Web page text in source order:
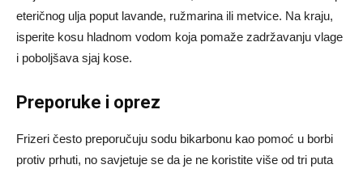
eteričnog ulja poput lavande, ružmarina ili metvice. Na kraju,
isperite kosu hladnom vodom koja pomaže zadržavanju vlage
i poboljšava sjaj kose.
Preporuke i oprez
Frizeri često preporučuju sodu bikarbonu kao pomoć u borbi
protiv prhuti, no savjetuje se da je ne koristite više od tri puta